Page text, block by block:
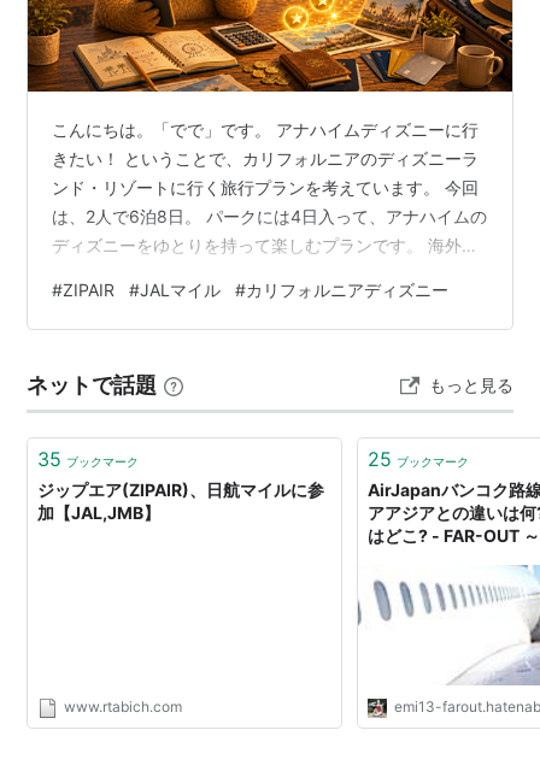
こんにちは。「でで」です。 アナハイムディズニーに行
きたい！ ということで、カリフォルニアのディズニーラ
ンド・リゾートに行く旅行プランを考えています。 今回
は、2人で6泊8日。 パークには4日入って、アナハイムの
ディズニーをゆとりを持って楽しむプランです。 海外デ
す。 特にJALマイルを貯めていると、最初に考えるのは
やっぱり JALの特典航空券で行く方法 ですよね。 私も最
の特典航空券も完全に無料で行けるわけではありませ
ん。 燃油サーチャージや諸税などの別途費用がかかりま
す。 さらに、2人分の…
#ZIPAIR #JALマイル #カリフォルニアディズニー
ネットで話題 もっと見る
35 ブックマーク
ジップエア(ZIPAIR)、日航マイルに参
加【JAL,JMB】
www.rtabich.com
25 ブックマーク
AirJapanバンコク路
アアジアとの違いは
はどこ? - FAR-OUT
emi13-